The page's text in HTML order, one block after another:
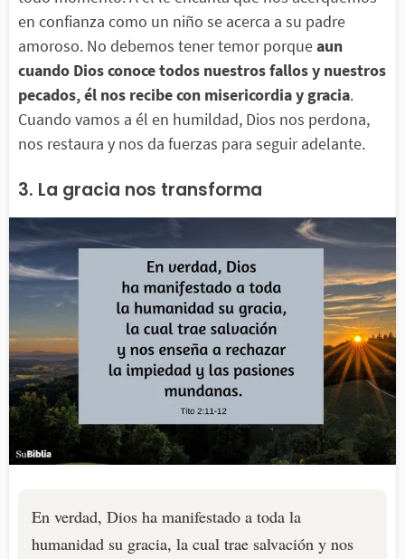
en confianza como un niño se acerca a su padre
amoroso. No debemos tener temor porqueaun
cuando Dios conoce todos nuestros fallos y nuestros
pecados, él nos recibe con misericordia y gracia.
Cuando vamos a él en humildad, Dios nos perdona,
nos restaura y nos da fuerzas para seguir adelante.
3. La gracia nos transforma
En verdad, Dios ha manifestado a toda la
humanidad su gracia, la cual trae salvación y nos